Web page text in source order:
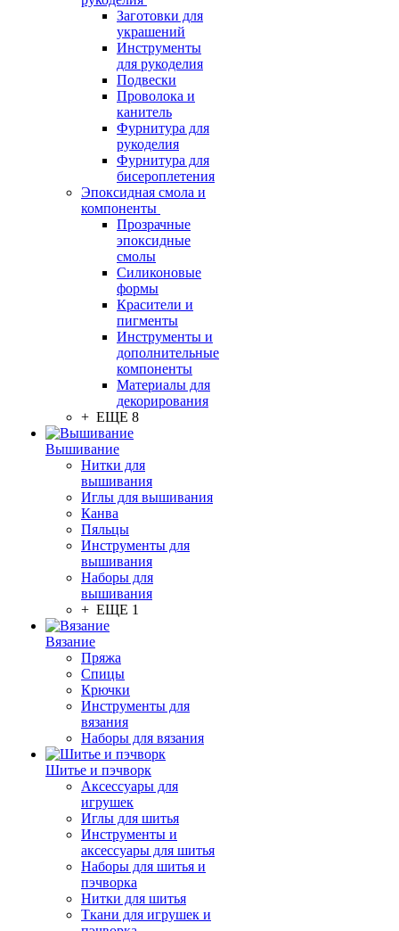
Заготовки для
украшений
Инструменты
для рукоделия
Подвески
Проволока и
канитель
Фурнитура для
рукоделия
Фурнитура для
бисероплетения
Эпоксидная смола и
компоненты
Прозрачные
эпоксидные
смолы
Силиконовые
формы
Красители и
пигменты
Инструменты и
дополнительные
компоненты
Материалы для
декорирования
+ ЕЩЕ 8
Вышивание
Нитки для
вышивания
Иглы для вышивания
Канва
Пяльцы
Инструменты для
вышивания
Наборы для
вышивания
+ ЕЩЕ 1
Вязание
Пряжа
Спицы
Крючки
Инструменты для
вязания
Наборы для вязания
Шитье и пэчворк
Аксессуары для
игрушек
Иглы для шитья
Инструменты и
аксессуары для шитья
Наборы для шитья и
пэчворка
Нитки для шитья
Ткани для игрушек и